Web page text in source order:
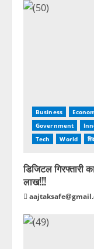
Business
Government
Tech
World
डिजिटल गिरफ्तारी
लाख!!!